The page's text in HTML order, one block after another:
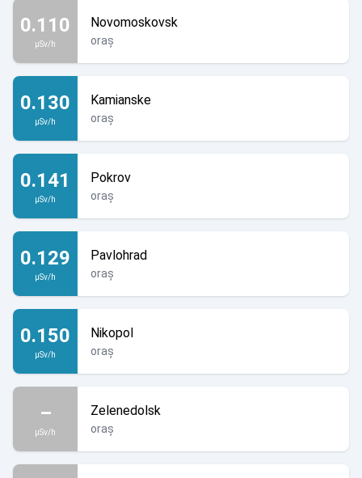
0.110
µSv/h
Novomoskovsk
oraș
0.130
µSv/h
Kamianske
oraș
0.141
µSv/h
Pokrov
oraș
0.129
µSv/h
Pavlohrad
oraș
0.150
µSv/h
Nikopol
oraș
–
µSv/h
Zelenedolsk
oraș